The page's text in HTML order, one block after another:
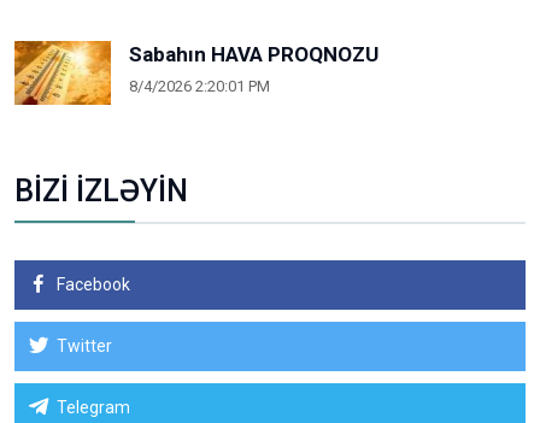
Sabahın HAVA PROQNOZU
8/4/2026 2:20:01 PM
BİZİ İZLƏYİN
Facebook
Twitter
Telegram